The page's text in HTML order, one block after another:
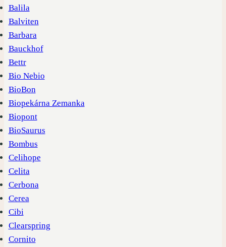
Balila
Balviten
Barbara
Bauckhof
Bettr
Bio Nebio
BioBon
Biopekárna Zemanka
Biopont
BioSaurus
Bombus
Celihope
Celita
Cerbona
Cerea
Cibi
Clearspring
Cornito